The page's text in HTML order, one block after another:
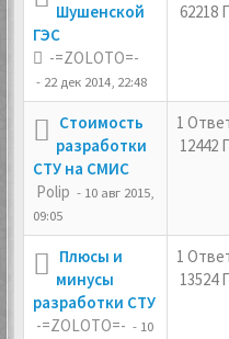
Шушенской
ГЭС
-=ZOLOTO=-
- 22 дек 2014, 22:48
62218
Стоимость
разработки
СТУ на СМИС
Polip - 10 авг 2015,
09:05
1
12442
Плюсы и
минусы
разработки СТУ
-=ZOLOTO=- - 10
1
13524